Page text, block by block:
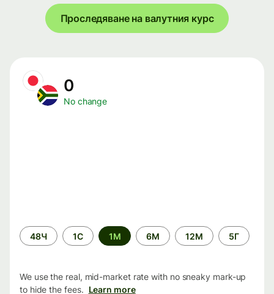
Проследяване на валутния курс
0
No change
Time
period
48Ч 1С 1М 6М 12М 5Г
We use the real, mid-market rate with no sneaky mark-up
to hide the fees. Learn more